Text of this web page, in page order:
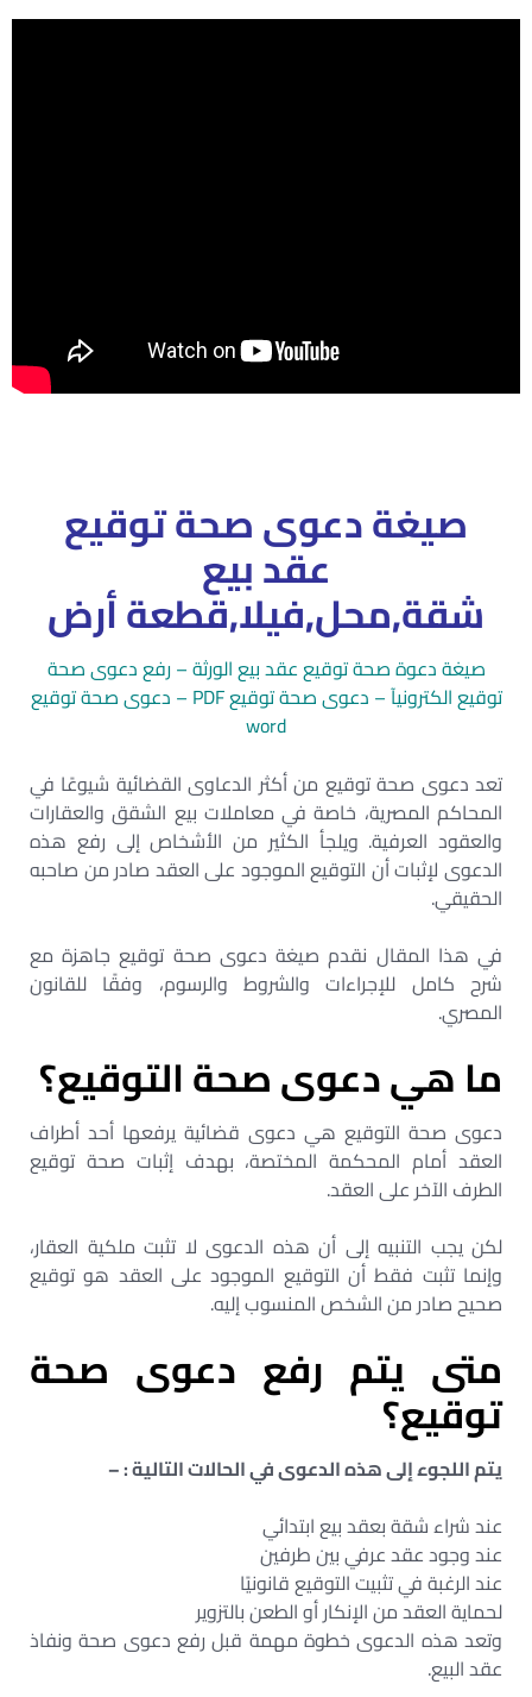
صيغة دعوى صحة توقيع
عقد بيع
شقة,محل,فيلا,قطعة أرض
صيغة دعوة صحة توقيع عقد بيع الورثة – رفع دعوى صحة
توقيع الكترونيآ – دعوى صحة توقيع PDF – دعوى صحة توقيع
word
تعد دعوى صحة توقيع من أكثر الدعاوى القضائية شيوعًا في
المحاكم المصرية، خاصة في معاملات بيع الشقق والعقارات
والعقود العرفية. ويلجأ الكثير من الأشخاص إلى رفع هذه
الدعوى لإثبات أن التوقيع الموجود على العقد صادر من صاحبه
الحقيقي.
في هذا المقال نقدم صيغة دعوى صحة توقيع جاهزة مع
شرح كامل للإجراءات والشروط والرسوم، وفقًا للقانون
المصري.
ما هي دعوى صحة التوقيع؟
دعوى صحة التوقيع هي دعوى قضائية يرفعها أحد أطراف
العقد أمام المحكمة المختصة، بهدف إثبات صحة توقيع
الطرف الآخر على العقد.
لكن يجب التنبيه إلى أن هذه الدعوى لا تثبت ملكية العقار،
وإنما تثبت فقط أن التوقيع الموجود على العقد هو توقيع
صحيح صادر من الشخص المنسوب إليه.
متى يتم رفع دعوى صحة
توقيع؟
يتم اللجوء إلى هذه الدعوى في الحالات التالية : –
عند شراء شقة بعقد بيع ابتدائي
عند وجود عقد عرفي بين طرفين
عند الرغبة في تثبيت التوقيع قانونيًا
لحماية العقد من الإنكار أو الطعن بالتزوير
وتعد هذه الدعوى خطوة مهمة قبل رفع دعوى صحة ونفاذ
عقد البيع.